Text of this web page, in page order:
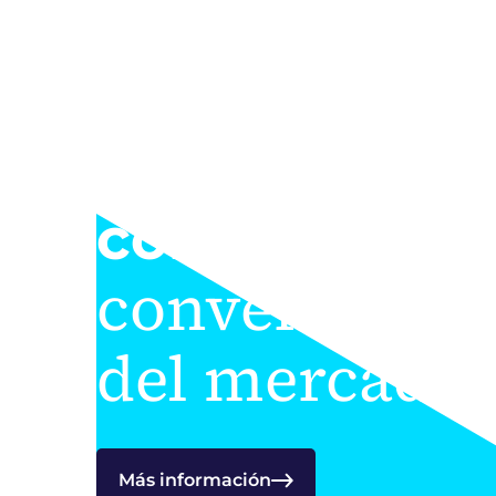
convertirnos
convertirnos
del mercado
Más información